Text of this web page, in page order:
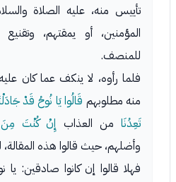
تأييس منه، عليه الصلاة
المؤمنين، أو يمقتهم،
للمنصف.
فلما رأوه، لا ينكف عما كان
منه مطلوبهم قَالُوا يَا نُوحُ قَدْ
تَعِدُنَا من العذاب إِنْ كُنْتَ مِنَ
وأضلهم، حيث قالوا هذه المقالة،
فهلا قالوا إن كانوا صادقين: